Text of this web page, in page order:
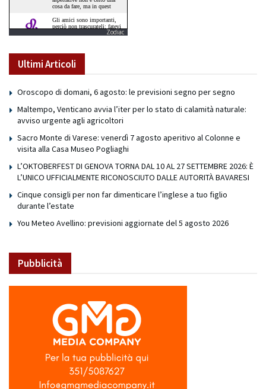
Zodiac
Ultimi Articoli
Oroscopo di domani, 6 agosto: le previsioni segno per segno
Maltempo, Venticano avvia l’iter per lo stato di calamità naturale:
avviso urgente agli agricoltori
Sacro Monte di Varese: venerdì 7 agosto aperitivo al Colonne e
visita alla Casa Museo Pogliaghi
L’OKTOBERFEST DI GENOVA TORNA DAL 10 AL 27 SETTEMBRE 2026: È
L’UNICO UFFICIALMENTE RICONOSCIUTO DALLE AUTORITÀ BAVARESI
Cinque consigli per non far dimenticare l’inglese a tuo figlio
durante l’estate
You Meteo Avellino: previsioni aggiornate del 5 agosto 2026
Pubblicità